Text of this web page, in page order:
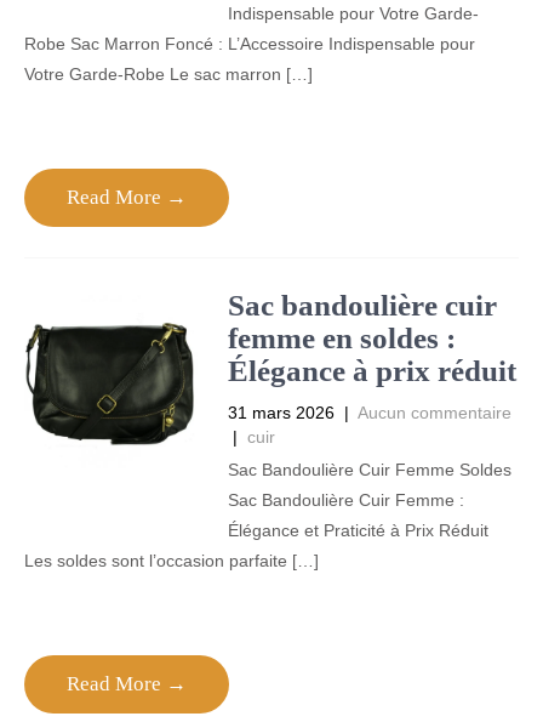
Indispensable pour Votre Garde-
Robe Sac Marron Foncé : L’Accessoire Indispensable pour
Votre Garde-Robe Le sac marron […]
Read More →
Sac bandoulière cuir
femme en soldes :
Élégance à prix réduit
31 mars 2026 | Aucun commentaire
| cuir
Sac Bandoulière Cuir Femme Soldes
Sac Bandoulière Cuir Femme :
Élégance et Praticité à Prix Réduit
Les soldes sont l’occasion parfaite […]
Read More →